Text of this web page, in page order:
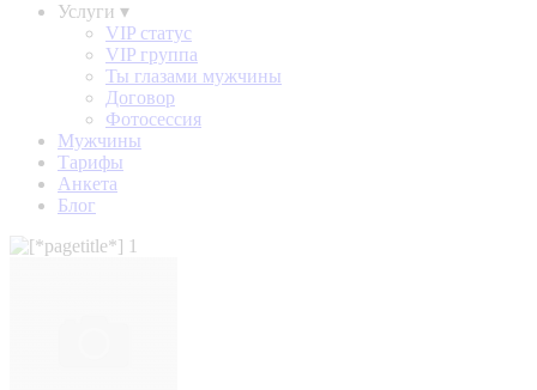
Услуги ▾
VIP статус
VIP группа
Ты глазами мужчины
Договор
Фотосессия
Мужчины
Тарифы
Анкета
Блог